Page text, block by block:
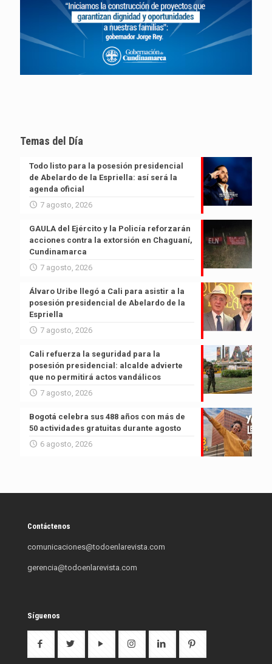
Temas del Día
Todo listo para la posesión presidencial
de Abelardo de la Espriella: así será la
agenda oficial
7 agosto, 2026
GAULA del Ejército y la Policía reforzarán
acciones contra la extorsión en Chaguaní,
Cundinamarca
7 agosto, 2026
Álvaro Uribe llegó a Cali para asistir a la
posesión presidencial de Abelardo de la
Espriella
7 agosto, 2026
Cali refuerza la seguridad para la
posesión presidencial: alcalde advierte
que no permitirá actos vandálicos
7 agosto, 2026
Bogotá celebra sus 488 años con más de
50 actividades gratuitas durante agosto
6 agosto, 2026
Contáctenos
comunicaciones@todoenlarevista.com
gerencia@todoenlarevista.com
Síguenos